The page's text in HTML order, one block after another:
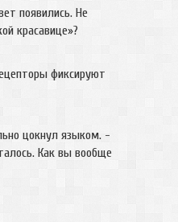
появились. Не
красавице»?
фиксируют
цокнул языком. -
Как вы вообще